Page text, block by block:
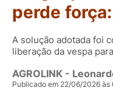
perde
A solução adotada foi
liberação da vespa
AGROLINK -
Publicado em 22/06/2026 às